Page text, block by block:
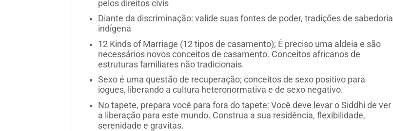
pelos direitos civis
Diante da discriminação: valide suas fontes de poder, tradições de sabedoria
indígena
12 Kinds of Marriage (12 tipos de casamento); É preciso uma aldeia e são
necessários novos conceitos de casamento. Conceitos africanos de
estruturas familiares não tradicionais.
Sexo é uma questão de recuperação; conceitos de sexo positivo para
iogues, liberando a cultura heteronormativa e de sexo negativo.
No tapete, prepara você para fora do tapete: Você deve levar o Siddhi de ver
a liberação para este mundo. Construa a sua residência, flexibilidade,
serenidade e gravitas.